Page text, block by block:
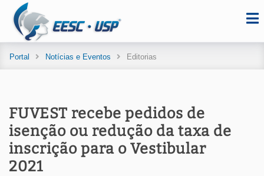
Portal Notícias e Eventos Editorias
FUVEST recebe pedidos de
isenção ou redução da taxa de
inscrição para o Vestibular
2021